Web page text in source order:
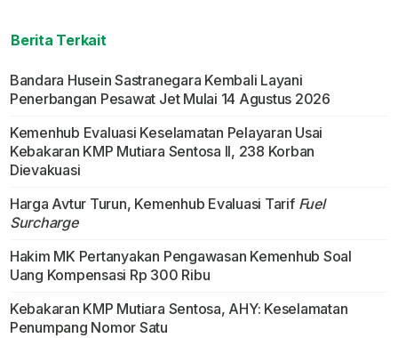
Berita Terkait
Bandara Husein Sastranegara Kembali Layani
Penerbangan Pesawat Jet Mulai 14 Agustus 2026
Kemenhub Evaluasi Keselamatan Pelayaran Usai
Kebakaran KMP Mutiara Sentosa II, 238 Korban
Dievakuasi
Harga Avtur Turun, Kemenhub Evaluasi Tarif Fuel
Surcharge
Hakim MK Pertanyakan Pengawasan Kemenhub Soal
Uang Kompensasi Rp 300 Ribu
Kebakaran KMP Mutiara Sentosa, AHY: Keselamatan
Penumpang Nomor Satu